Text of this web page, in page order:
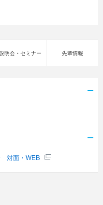
明会・セミナー 先輩情報
対面・WEB